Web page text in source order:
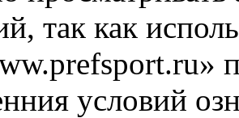
так как
условий